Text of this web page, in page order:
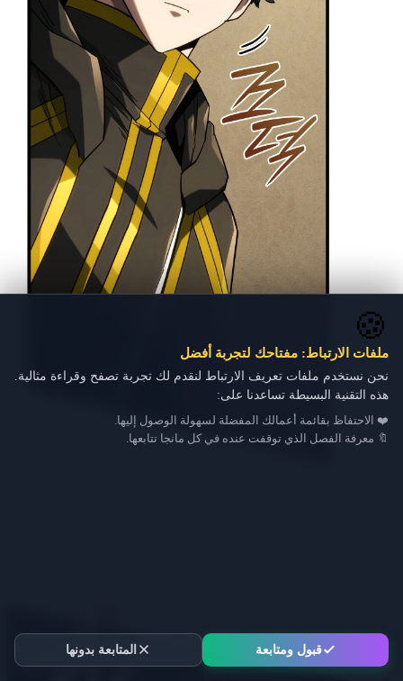
🍪
ملفات الارتباط: مفتاحك لتجربة أفضل
نحن نستخدم ملفات تعريف الارتباط لنقدم لك تجربة تصفح وقراءة مثالية.
هذه التقنية البسيطة تساعدنا على:
❤️ الاحتفاظ بقائمة أعمالك المفضلة لسهولة الوصول إليها.
🔖 معرفة الفصل الذي توقفت عنده في كل مانجا تتابعها.
قبول ومتابعة المتابعة بدونها